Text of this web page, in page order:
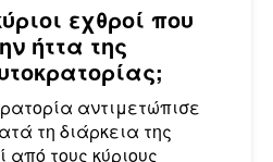
εχθροί που
ήττα της
αντιμετώπισε
τη διάρκεια της
από τους κύριους